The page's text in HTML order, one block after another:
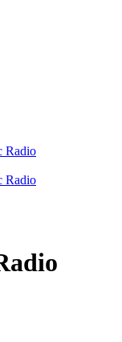
Radio
Radio